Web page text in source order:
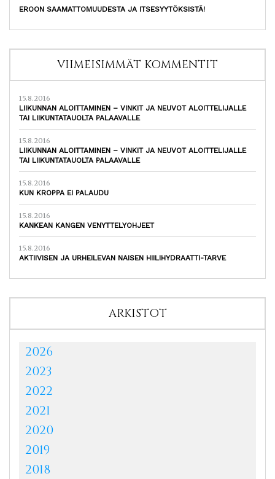
EROON SAAMATTOMUUDESTA JA ITSESYYTÖKSISTÄ!
VIIMEISIMMÄT KOMMENTIT
15.8.2016
LIIKUNNAN ALOITTAMINEN – VINKIT JA NEUVOT ALOITTELIJALLE
TAI LIIKUNTATAUOLTA PALAAVALLE
15.8.2016
LIIKUNNAN ALOITTAMINEN – VINKIT JA NEUVOT ALOITTELIJALLE
TAI LIIKUNTATAUOLTA PALAAVALLE
15.8.2016
KUN KROPPA EI PALAUDU
15.8.2016
KANKEAN KANGEN VENYTTELYOHJEET
15.8.2016
AKTIIVISEN JA URHEILEVAN NAISEN HIILIHYDRAATTI-TARVE
ARKISTOT
2026
2023
2022
2021
2020
2019
2018